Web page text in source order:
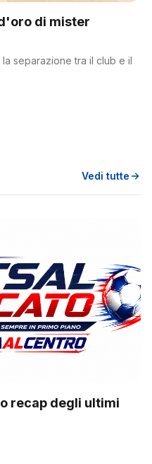
di mister
separazione tra il club e il
Vedi tutte
recap degli ultimi